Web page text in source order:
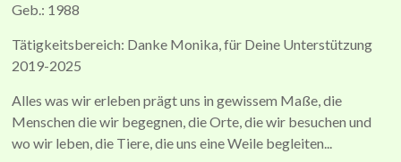
Geb.: 1988
Tätigkeitsbereich: Danke Monika, für Deine Unterstützung
2019-2025
Alles was wir erleben prägt uns in gewissem Maße, die
Menschen die wir begegnen, die Orte, die wir besuchen und
wo wir leben, die Tiere, die uns eine Weile begleiten...